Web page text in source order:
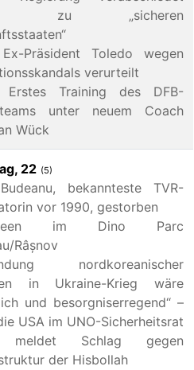
zu „sicheren
Präsident Toledo wegen
verurteilt
Erstes Training des DFB-
unter neuem Coach
Wück
22 (5)
bekannteste TVR-
vor 1990, gestorben
im Dino Parc
Râșnov
nordkoreanischer
in Ukraine-Krieg wäre
und besorgniserregend“ –
USA im UNO-Sicherheitsrat
meldet Schlag gegen
der Hisbollah